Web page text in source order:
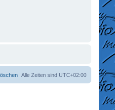
Alle Zeiten sind UTC+02:00